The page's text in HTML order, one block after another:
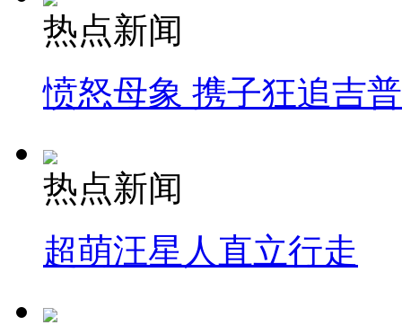
热点新闻
愤怒母象 携子狂追吉
热点新闻
超萌汪星人直立行走